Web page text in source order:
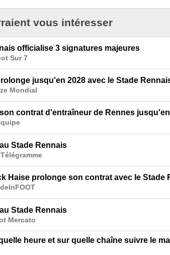
vous intéresser
officialise 3 signatures majeures
Sur 7
jusqu'en 2028 avec le Stade
Mondial
contrat d'entraîneur de Rennes
Stade Rennais
Haise prolonge son contrat avec le Stade
Stade Rennais
Mercato
heure et sur quelle chaîne suivre le